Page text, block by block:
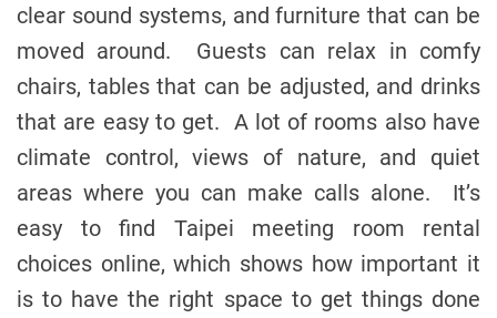
clear sound systems, and furniture that can be
moved around. Guests can relax in comfy
chairs, tables that can be adjusted, and drinks
that are easy to get. A lot of rooms also have
climate control, views of nature, and quiet
areas where you can make calls alone. It’s
easy to find Taipei meeting room rental
choices online, which shows how important it
is to have the right space to get things done